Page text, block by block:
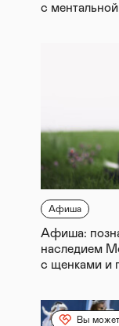
с
Афиша
Афиша:
наследием
с щенками и
Вы